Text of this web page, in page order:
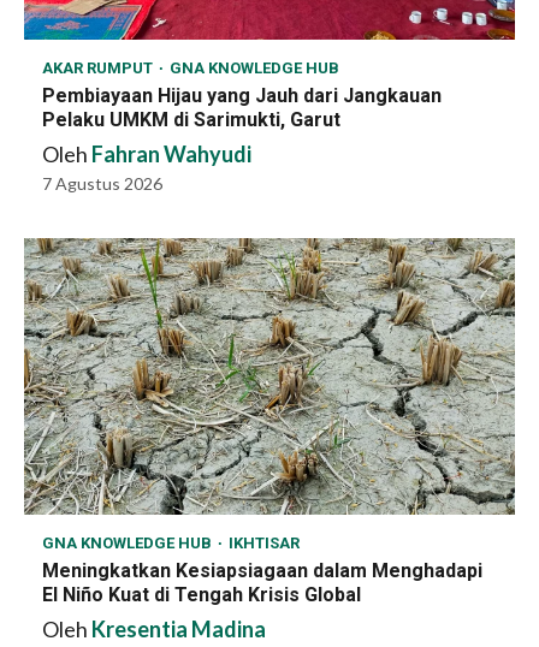
AKAR RUMPUT GNA KNOWLEDGE HUB
Pembiayaan Hijau yang Jauh dari Jangkauan
Pelaku UMKM di Sarimukti, Garut
Oleh Fahran Wahyudi
7 Agustus 2026
GNA KNOWLEDGE HUB IKHTISAR
Meningkatkan Kesiapsiagaan dalam Menghadapi
El Niño Kuat di Tengah Krisis Global
Oleh Kresentia Madina